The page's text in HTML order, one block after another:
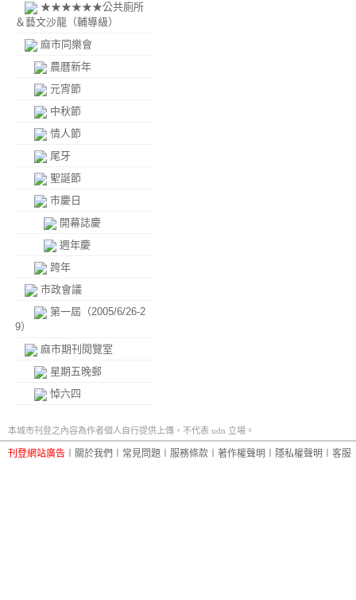
★★★★★★公共廁所
＆藝文沙龍（輔導級）
麻市同樂會
農曆新年
元宵節
中秋節
情人節
尾牙
聖誕節
市慶日
開幕誌慶
週年慶
跨年
市政會議
第一屆（2005/6/26-2
9）
麻市期刊閱覽室
星期五晚郵
悼六四
本城市刊登之內容為作者個人自行提供上傳，不代表 udn 立場。
刊登網站廣告 關於我們 常見問題 服務條款 著作權聲明 隱私權聲明 客服